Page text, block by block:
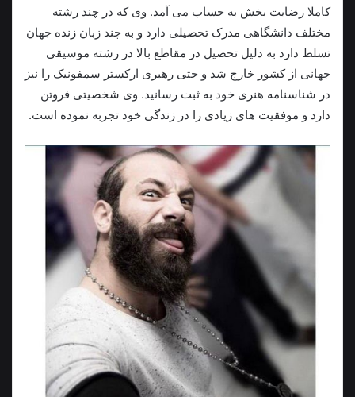
کاملا رضایت بخش به حساب می آمد. وی که در چند رشته
مختلف دانشگاهی مدرک تحصیلی دارد و به چند زبان زنده جهان
تسلط دارد به دلیل تحصیل در مقاطع بالا در رشته موسیقی
جهانی از کشور خارج شد و حتی رهبری ارکستر سمفونیک را نیز
در شناسنامه هنری خود به ثبت رسانید. وی شخصیتی فروتن
دارد و موفقیت های زیادی را در زندگی خود تجربه نموده است.